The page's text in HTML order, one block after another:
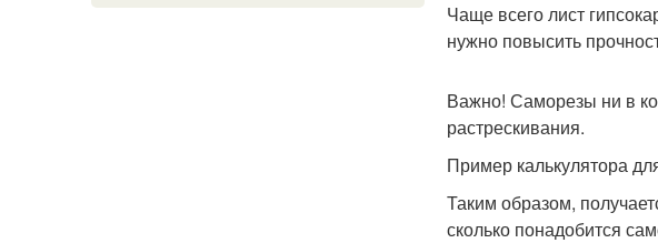
Чаще всего лист
нужно повысить
Важно! Саморезы ни в
растрескивания.
Пример калькулятора
Таким образом,
сколько понадобится